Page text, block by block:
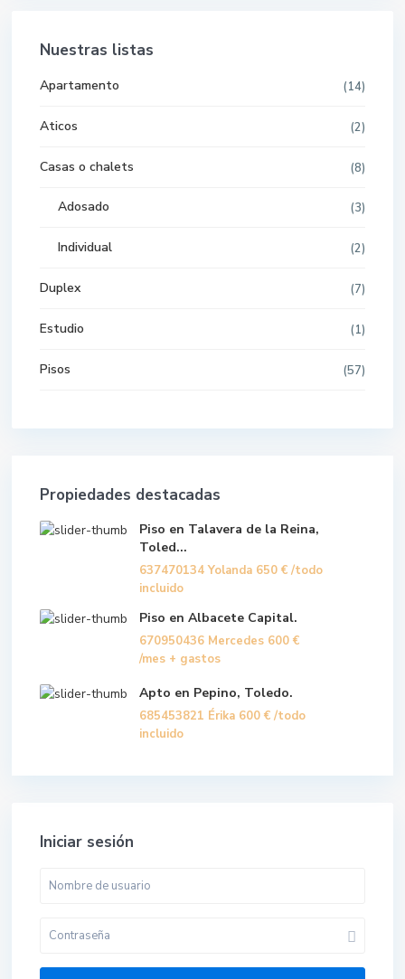
Nuestras listas
Apartamento (14)
Aticos (2)
Casas o chalets (8)
Adosado (3)
Individual (2)
Duplex (7)
Estudio (1)
Pisos (57)
Propiedades destacadas
Piso en Talavera de la Reina,
Toled...
637470134 Yolanda 650 € /todo
incluido
Piso en Albacete Capital.
670950436 Mercedes 600 €
/mes + gastos
Apto en Pepino, Toledo.
685453821 Érika 600 € /todo
incluido
Iniciar sesión